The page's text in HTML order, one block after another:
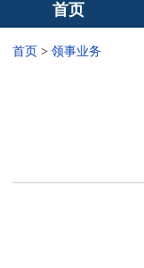
首页
首页 > 领事业务